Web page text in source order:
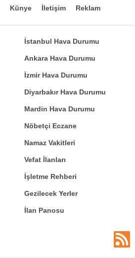
Künye İletişim Reklam
İstanbul Hava Durumu
Ankara Hava Durumu
İzmir Hava Durumu
Diyarbakır Hava Durumu
Mardin Hava Durumu
Nöbetçi Eczane
Namaz Vakitleri
Vefat İlanları
İşletme Rehberi
Gezilecek Yerler
İlan Panosu